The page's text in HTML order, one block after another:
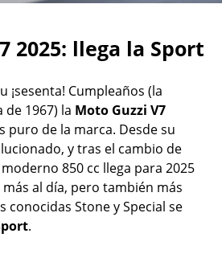
2025: llega la Sport
¡sesenta! Cumpleaños (la
de 1967) la Moto Guzzi V7
puro de la marca. Desde su
y tras el cambio de
850 cc llega para 2025
al día, pero también más
conocidas Stone y Special se
.